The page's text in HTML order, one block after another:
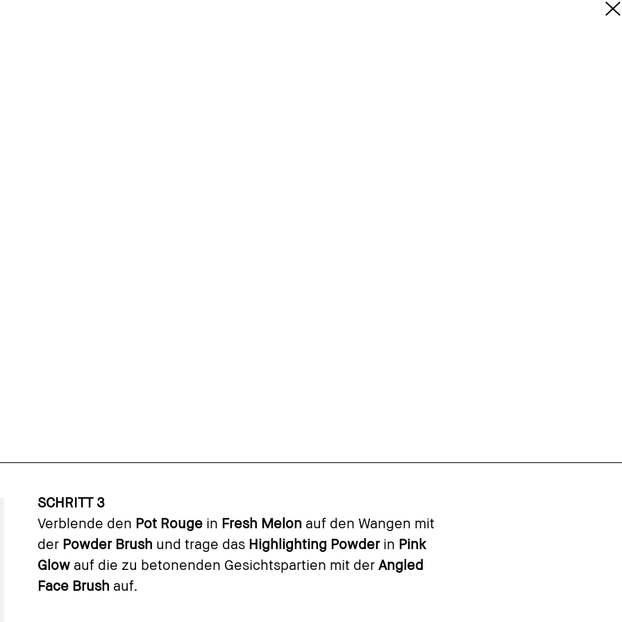
SCHRITT 3
Verblende den Pot Rouge in Fresh Melon auf den Wangen mit
der Powder Brush und trage das Highlighting Powder in Pink
Glow auf die zu betonenden Gesichtspartien mit der Angled
Face Brush auf.